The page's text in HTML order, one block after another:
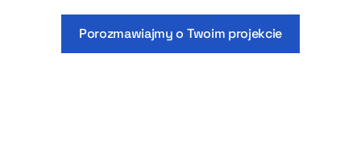
Porozmawiajmy o Twoim projekcie